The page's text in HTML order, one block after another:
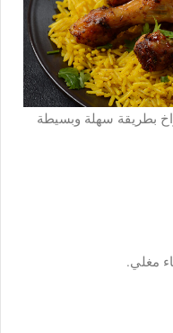
بطريقة سهلة وبسيطة